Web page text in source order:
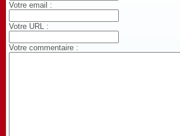
Votre email :
Votre URL :
Votre commentaire :